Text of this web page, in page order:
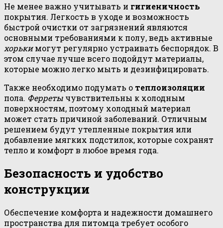
Не менее важно учитывать и гигиеничность
покрытия. Легкость в уходе и возможность
быстрой очистки от загрязнений являются
основными требованиями к полу, ведь активные
хорькимогут регулярно устраивать беспорядок. В
этом случае лучше всего подойдут материалы,
которые можно легко мыть и дезинфицировать.
Также необходимо подумать о теплоизоляции
пола. Ферреты чувствительны к холодным
поверхностям, поэтому холодный материал
может стать причиной заболеваний. Отличным
решением будут утепленные покрытия или
добавление мягких подстилок, которые сохранят
тепло и комфорт в любое время года.
Безопасность и удобство
конструкции
Обеспечение комфорта и надежности домашнего
пространства для питомца требует особого